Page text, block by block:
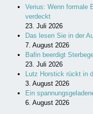
Verius: Wenn formale
verdeckt
23. Juli 2026
Das lesen Sie in der
7. August 2026
Bafin beerdigt
23. Juli 2026
Lutz Horstick rückt in
3. August 2026
Ein
6. August 2026